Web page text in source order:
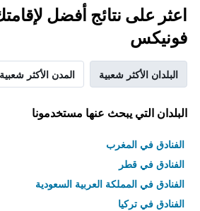
اعثر على نتائج أفضل
فونيكس
البلدان الأكثر شعبية المدن الأكثر شعبية
البلدان التي يبحث عنها مستخدمونا
الفنادق في المغرب
الفنادق في قطر
الفنادق في المملكة العربية السعودية
الفنادق في تركيا